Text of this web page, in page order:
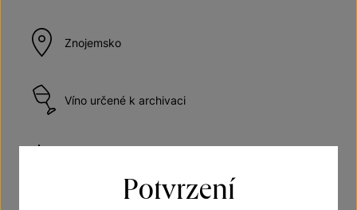
Znojemsko
Víno určené k archivaci
Potvrzení